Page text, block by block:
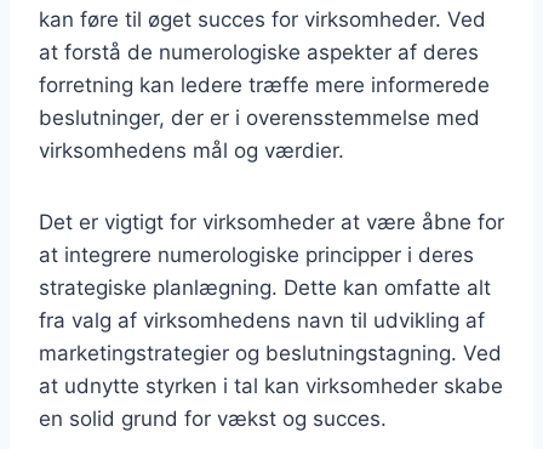
kan føre til øget succes for virksomheder. Ved
at forstå de numerologiske aspekter af deres
forretning kan ledere træffe mere informerede
beslutninger, der er i overensstemmelse med
virksomhedens mål og værdier.
Det er vigtigt for virksomheder at være åbne for
at integrere numerologiske principper i deres
strategiske planlægning. Dette kan omfatte alt
fra valg af virksomhedens navn til udvikling af
marketingstrategier og beslutningstagning. Ved
at udnytte styrken i tal kan virksomheder skabe
en solid grund for vækst og succes.